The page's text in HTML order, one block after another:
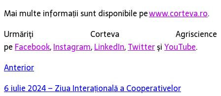
Mai multe informații sunt disponibile pewww.corteva.ro.
Urmăriţi Corteva Agriscience
peFacebook,Instagram,LinkedIn,TwitterşiYouTube.
Anterior
6 iulie 2024 – Ziua Interațională a Cooperativelor